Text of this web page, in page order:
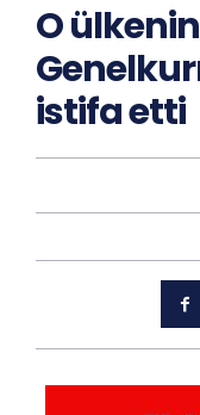
O
istifa etti